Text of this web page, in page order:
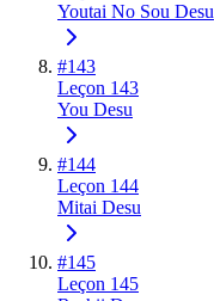
Youtai No Sou Desu
#143
Leçon 143
You Desu
#144
Leçon 144
Mitai Desu
#145
Leçon 145